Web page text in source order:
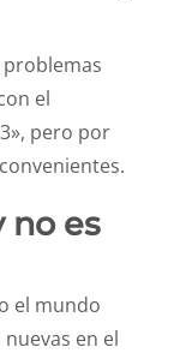
el
pero por
no es
el mundo
en el